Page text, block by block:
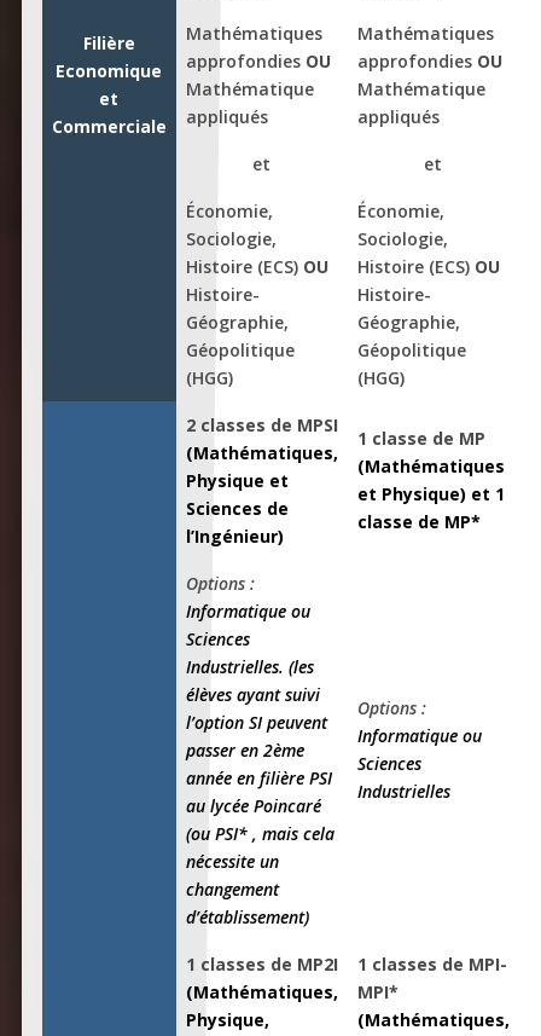
Filière
Economique
et
Commerciale
Mathématiques
approfondies OU
Mathématique
appliqués
Mathématiques
approfondies OU
Mathématique
appliqués
et et
Économie,
Sociologie,
Histoire (ECS) OU
Histoire-
Géographie,
Géopolitique
(HGG)
Économie,
Sociologie,
Histoire (ECS) OU
Histoire-
Géographie,
Géopolitique
(HGG)
2 classes de MPSI
(Mathématiques,
Physique et
Sciences de
l’Ingénieur)
1 classe de MP
(Mathématiques
et Physique) et 1
classe de MP*
Options :
Informatique ou
Sciences
Industrielles. (les
élèves ayant suivi
l’option SI peuvent
passer en 2ème
année en filière PSI
au lycée Poincaré
(ou PSI* , mais cela
nécessite un
changement
d’établissement)
Options :
Informatique ou
Sciences
Industrielles
1 classes de MP2I
(Mathématiques,
Physique,
1 classes de MPI-
MPI*
(Mathématiques,